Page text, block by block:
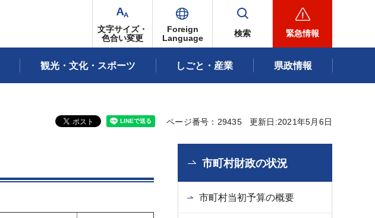
文字サイズ・
色合い変更
Foreign
Language
検索 緊急情報
観光・文化・スポーツ しごと・産業 県政情報
ページ番号：29435 更新日:2021年5月6日
市町村財政の状況
市町村当初予算の概要